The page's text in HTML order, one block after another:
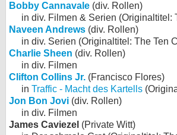
Bobby Cannavale (div. Rollen)
in div. Filmen & Serien (Originaltitel:
Naveen Andrews (div. Rollen)
in div. Serien (Originaltitel: The Ten
Charlie Sheen (div. Rollen)
in div. Filmen
Clifton Collins Jr. (Francisco Flores)
in Traffic - Macht des Kartells
Jon Bon Jovi (div. Rollen)
in div. Filmen
James Caviezel (Private Witt)